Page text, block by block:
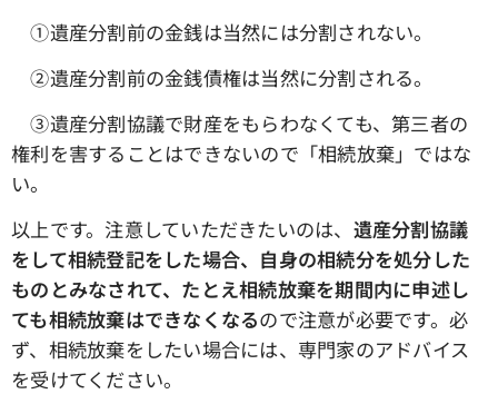
①遺産分割前の金銭は当然には分割されない。
➁遺産分割前の金銭債権は当然に分割される。
③遺産分割協議で財産をもらわなくても、第三者の
権利を害することはできないので「相続放棄」ではな
い。
以上です。注意していただきたいのは、 遺産分割協議
をして相続登記をした場合、自身の相続分を処分した
ものとみなされて、たとえ相続放棄を期間内に申述し
ても相続放棄はできなくなるので注意が必要です。必
ず、相続放棄をしたい場合には、専門家のアドバイス
を受けてください。